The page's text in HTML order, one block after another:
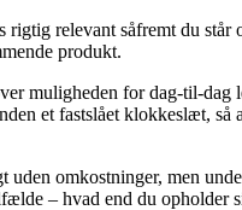
relevant såfremt du står
produkt.
muligheden for dag-til-
et fastslået klokkeslæt,
uden omkostninger, men
– hvad end du